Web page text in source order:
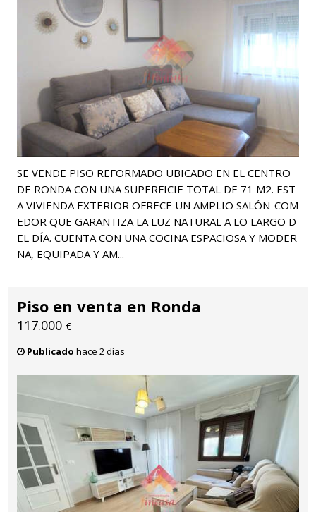
SE VENDE PISO REFORMADO UBICADO EN EL CENTRO
DE RONDA CON UNA SUPERFICIE TOTAL DE 71 M2. EST
A VIVIENDA EXTERIOR OFRECE UN AMPLIO SALÓN-COM
EDOR QUE GARANTIZA LA LUZ NATURAL A LO LARGO D
EL DÍA. CUENTA CON UNA COCINA ESPACIOSA Y MODER
NA, EQUIPADA Y AM...
Piso en venta en Ronda
117.000 €
Publicado hace 2 días